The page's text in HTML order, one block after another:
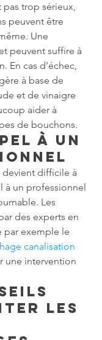
pas trop sérieux,
peuvent être
Une
peuvent suffire à
En cas d’échec,
à base de
et de vinaigre
aider à
de bouchons.
à un
difficile à
à un professionnel
Les
des experts en
exemple le
canalisation
une intervention
les